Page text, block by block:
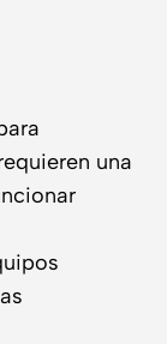
una